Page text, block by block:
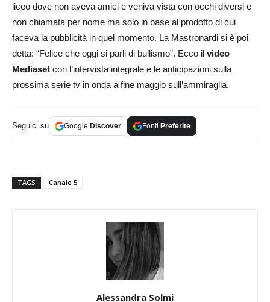
liceo dove non aveva amici e veniva vista con occhi diversi e
non chiamata per nome ma solo in base al prodotto di cui
faceva la pubblicità in quel momento. La Mastronardi si è poi
detta: “Felice che oggi si parli di bullismo”. Ecco il video
Mediaset con l’intervista integrale e le anticipazioni sulla
prossima serie tv in onda a fine maggio sull’ammiraglia.
Seguici su Google Discover Fonti Preferite
TAGS Canale 5
Alessandra Solmi